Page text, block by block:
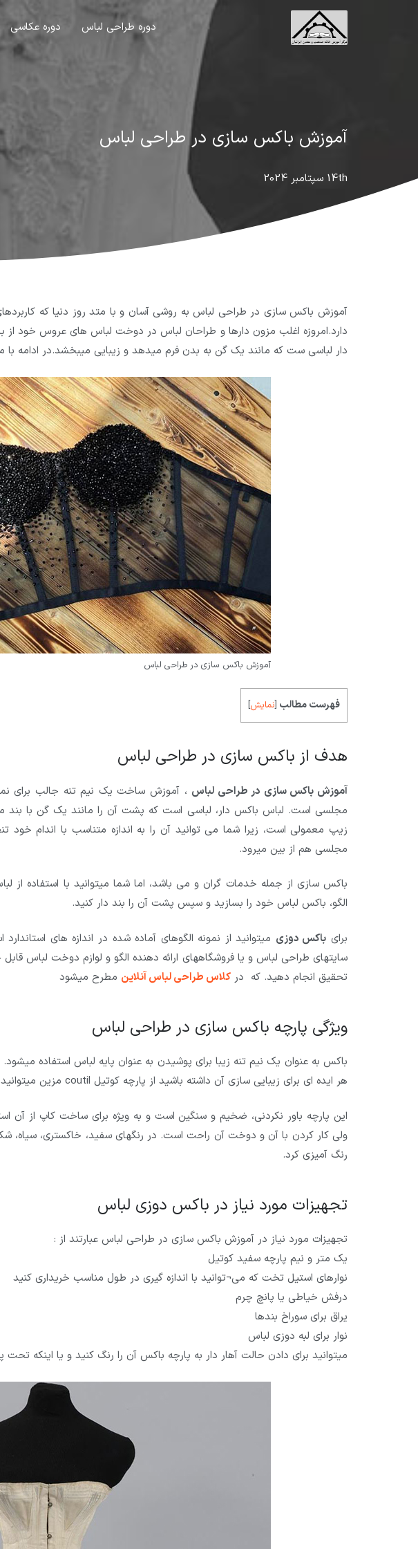
دوره طراحی لباس دوره عکاسی
آموزش باکس سازی در طراحی لباس
14th سپتامبر 2024
آموزش باکس سازی در طراحی لباس به روشی آسان و با متد روز دنیا که
دارد.امروزه اغلب مزون دارها و طراحان لباس در دوخت لباس های عروس خود
دار لباسی ست که مانند یک گن به بدن فرم میدهد و زیبایی میبخشد.در ادامه با ما
آموزش باکس سازی در طراحی لباس
فهرست مطالب [نمایش]
هدف از باکس سازی در طراحی لباس
آموزش باکس سازی در طراحی لباس ، آموزش ساخت یک نیم تنه جالب برای
مجلسی است. لباس باکس دار، لباسی است که پشت آن را مانند یک گن با بند
زیپ معمولی است، زیرا شما می توانید آن را به اندازه متناسب با اندام
مجلسی هم از بین میرود.
باکس سازی از جمله خدمات گران و می باشد، اما شما میتوانید با استفاده از
الگو، باکس لباس خود را بسازید و سپس پشت آن را بند دار کنید.
برای باکس دوزی میتوانید از نمونه الگوهای آماده شده در اندازه های
سایتهای طراحی لباس و یا فروشگاههای ارائه دهنده الگو و لوازم دوخت لباس قابل
تحقیق انجام دهید. که در کلاس طراحی لباس آنلاین مطرح میشود
ویژگی پارچه باکس سازی در طراحی لباس
باکس به عنوان یک نیم تنه زیبا برای پوشیدن به عنوان پایه لباس استفاده
هر ایده ای برای زیبایی سازی آن داشته باشید از پارچه کوتیل coutil مزین میتوانید استفاده کنید.
این پارچه باور نکردنی، ضخیم و سنگین است و به ویژه برای ساخت کاپ از آن
ولی کار کردن با آن و دوخت آن راحت است. در رنگهای سفید، خاکستری، سیاه،
رنگ آمیزی کرد.
تجهیزات مورد نیاز در باکس دوزی لباس
تجهیزات مورد نیاز در آموزش باکس سازی در طراحی لباس عبارتند از :
یک متر و نیم پارچه سفید کوتیل
نوارهای استیل تخت که می¬توانید با اندازه گیری در طول مناسب خریداری کنید
درفش خیاطی یا پانچ چرم
یراق برای سوراخ بندها
نوار برای لبه دوزی لباس
میتوانید برای دادن حالت آهار دار به پارچه باکس آن را رنگ کنید و یا اینکه تحت